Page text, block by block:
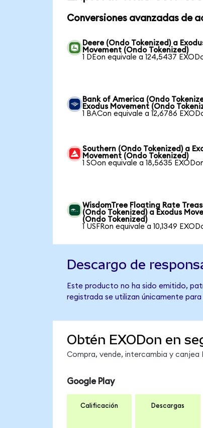
Conversiones avanzadas de
Deere (Ondo Tokenized) a
Movement (Ondo Tokenized)
1 DEon equivale a 124,5437
Bank of America (Ondo
Exodus Movement (Ondo
1 BACon equivale a 12,6786
Southern (Ondo Tokenized) a
Movement (Ondo Tokenized)
1 SOon equivale a 18,5635
WisdomTree Floating Rate
(Ondo Tokenized) a Exodus
(Ondo Tokenized)
1 USFRon equivale a 10,1349
Descargo de
Este producto no ha sido emitido,
registrada se utilizan únicamente
Obtén EXODon en
Compra, vende, intercambia y
Google Play
Calificación Descargas